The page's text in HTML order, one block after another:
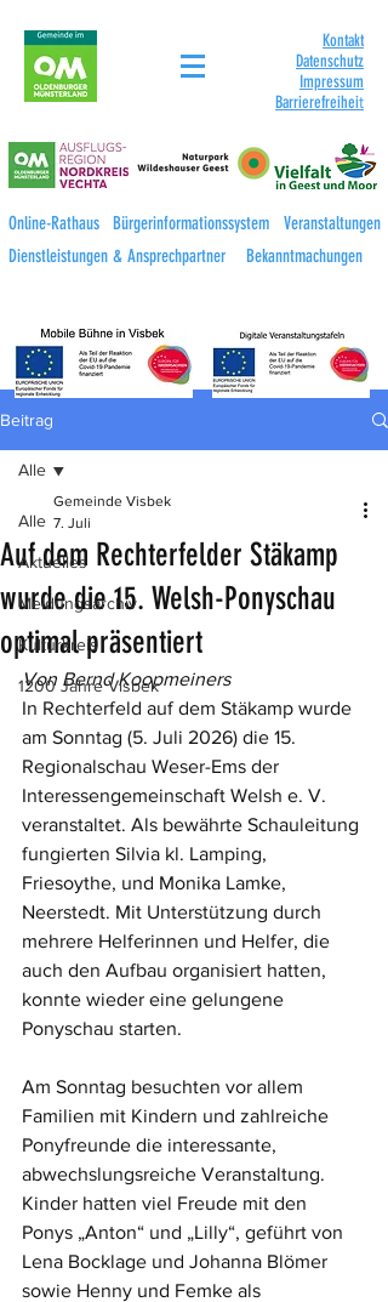
Kontakt
Datenschutz
Impressum
Barrierefreiheit
Online-Rathaus Bürgerinformationssystem
Veranstaltungen
Dienstleistungen & Ansprechpartner
Bekanntmachungen
Beitrag
Alle
Aktuelles
Meldungsarchiv
Kulturkreis
1200 Jahre Visbek
Alle
Auf dem Rechterfelder Stäkamp
wurde die 15. Welsh-Ponyschau
optimal präsentiert
Gemeinde Visbek
7. Juli
Von Bernd Koopmeiners
In Rechterfeld auf dem Stäkamp wurde
am Sonntag (5. Juli 2026) die 15.
Regionalschau Weser-Ems der
Interessengemeinschaft Welsh e. V.
veranstaltet. Als bewährte Schauleitung
fungierten Silvia kl. Lamping,
Friesoythe, und Monika Lamke,
Neerstedt. Mit Unterstützung durch
mehrere Helferinnen und Helfer, die
auch den Aufbau organisiert hatten,
konnte wieder eine gelungene
Ponyschau starten.
Am Sonntag besuchten vor allem
Familien mit Kindern und zahlreiche
Ponyfreunde die interessante,
abwechslungsreiche Veranstaltung.
Kinder hatten viel Freude mit den
Ponys „Anton“ und „Lilly“, geführt von
Lena Bocklage und Johanna Blömer
sowie Henny und Femke als